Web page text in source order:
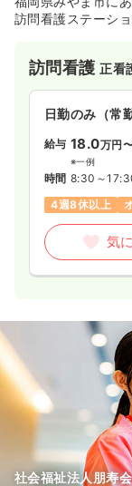
土日祝休み
気
訪問看護ステーショ
訪問看護正看
日勤のみ（常勤
給与 18.0万円
※一例
時間 8:30～
4週8休以上
気
社会福祉法人朋寿会